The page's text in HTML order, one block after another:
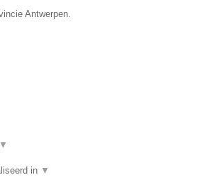
Antwerpen.
▼
in ▼